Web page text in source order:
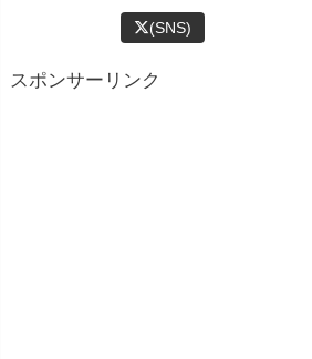
(SNS)
スポンサーリンク